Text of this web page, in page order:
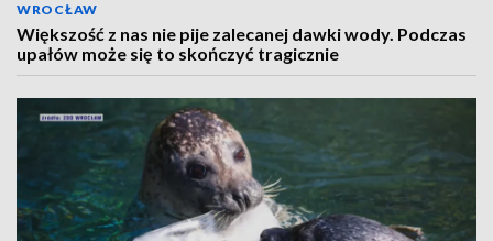
WROCŁAW
Większość z nas nie pije zalecanej dawki wody. Podczas
upałów może się to skończyć tragicznie